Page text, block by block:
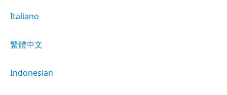
Italiano
繁體中文
Indonesian